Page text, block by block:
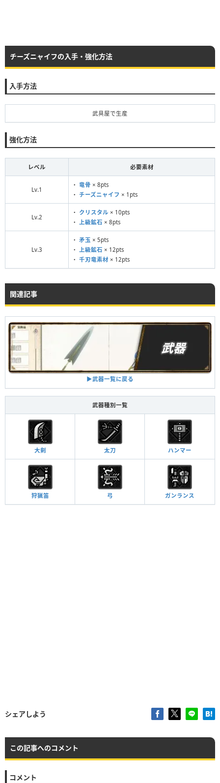
チーズニャイフの入手・強化方法
入手方法
武具屋で生産
強化方法
レベル 必要素材
Lv.1
・ 竜骨 × 8pts
・ チーズニャイフ × 1pts
Lv.2
・ クリスタル × 10pts
・
上級鉱石 × 8pts
Lv.3
・ 矛玉 × 5pts
・
上級鉱石 × 12pts
・ 千刃竜素材 × 12pts
関連記事
▶︎武器一覧に戻る
武器種別一覧
大剣 太刀 ハンマー
狩猟笛 弓 ガンランス
シェアしよう
この記事へのコメント
コメント